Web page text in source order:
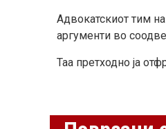
Адвокатскиот тим
аргументи во
Таа претходно ја